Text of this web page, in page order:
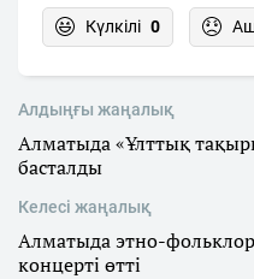
Күлкілі 0
Алдыңғы жаңалық
Алматыда «Ұлттық
басталды
Келесі жаңалық
Алматыда этно-
концерті өтті